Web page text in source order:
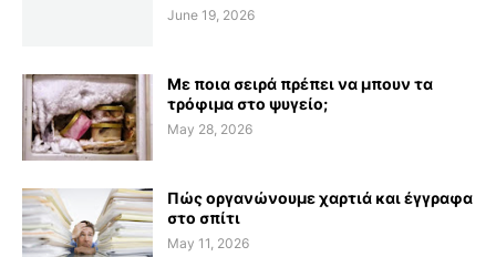
June 19, 2026
Με ποια σειρά πρέπει να μπουν τα
τρόφιμα στο ψυγείο;
May 28, 2026
Πώς οργανώνουμε χαρτιά και έγγραφα
στο σπίτι
May 11, 2026